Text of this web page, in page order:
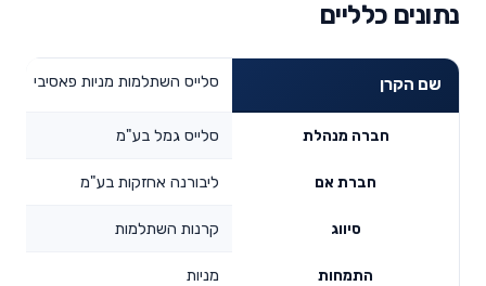
נתונים כלליים
שם הקרן סלייס השתלמות מניות פאסיבי
חברה מנהלת סלייס גמל בע"מ
חברת אם ליבורנה אחזקות בע"מ
סיווג קרנות השתלמות
התמחות מניות